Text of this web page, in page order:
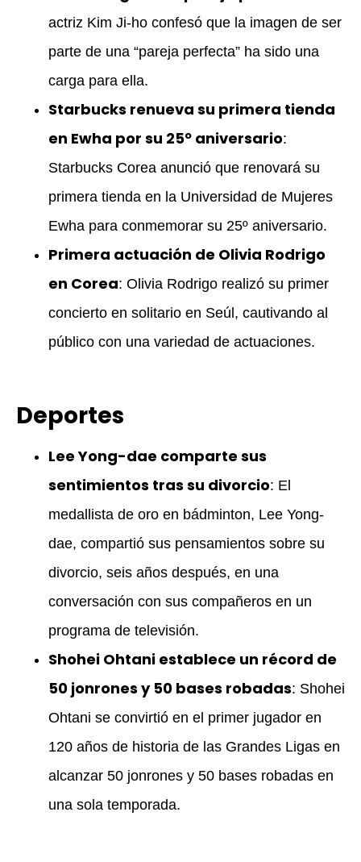
actriz Kim Ji-ho confesó que la imagen de ser
parte de una “pareja perfecta” ha sido una
carga para ella.
Starbucks renueva su primera tienda
en Ewha por su 25º aniversario:
Starbucks Corea anunció que renovará su
primera tienda en la Universidad de Mujeres
Ewha para conmemorar su 25º aniversario.
Primera actuación de Olivia Rodrigo
en Corea: Olivia Rodrigo realizó su primer
concierto en solitario en Seúl, cautivando al
público con una variedad de actuaciones.
Deportes
Lee Yong-dae comparte sus
sentimientos tras su divorcio: El
medallista de oro en bádminton, Lee Yong-
dae, compartió sus pensamientos sobre su
divorcio, seis años después, en una
conversación con sus compañeros en un
programa de televisión.
Shohei Ohtani establece un récord de
50 jonrones y 50 bases robadas: Shohei
Ohtani se convirtió en el primer jugador en
120 años de historia de las Grandes Ligas en
alcanzar 50 jonrones y 50 bases robadas en
una sola temporada.